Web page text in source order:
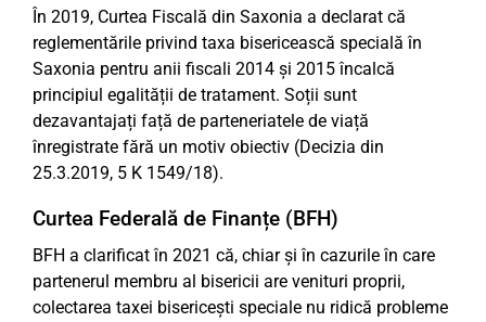
În 2019, Curtea Fiscală din Saxonia a declarat că
reglementările privind taxa bisericească specială în
Saxonia pentru anii fiscali 2014 și 2015 încalcă
principiul egalității de tratament. Soții sunt
dezavantajați față de parteneriatele de viață
înregistrate fără un motiv obiectiv (Decizia din
25.3.2019, 5 K 1549/18).
Curtea Federală de Finanțe (BFH)
BFH a clarificat în 2021 că, chiar și în cazurile în care
partenerul membru al bisericii are venituri proprii,
colectarea taxei bisericești speciale nu ridică probleme